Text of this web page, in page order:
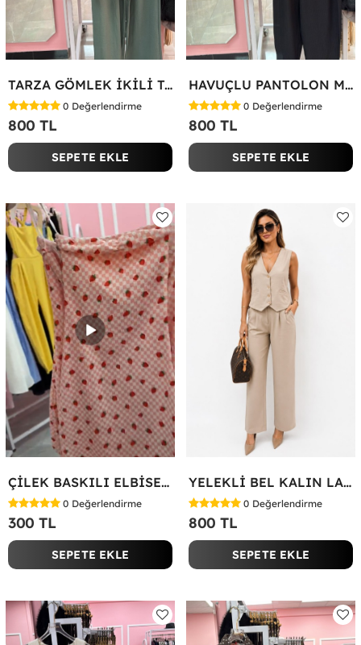
TARZA GÖMLEK İKİLİ TAKIM KOT KUMAŞ Yeşil
0 Değerlendirme
800 TL
SEPETE EKLE
HAVUÇLU PANTOLON MİYASE TAKIM Siyah
0 Değerlendirme
800 TL
SEPETE EKLE
ÇİLEK BASKILI ELBİSE Bej
0 Değerlendirme
300 TL
SEPETE EKLE
YELEKLİ BEL KALIN LASTİK İKİLİ TAKIM Bej
0 Değerlendirme
800 TL
SEPETE EKLE